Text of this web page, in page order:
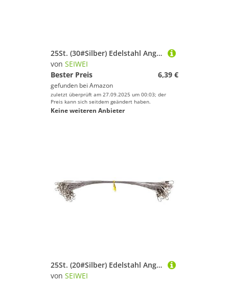
25St. (30#Silber) Edelstahl Angeldraht Vorfächer mit Schnapper & Wirbel, Anti-Biss Köder Drahtvorfächer für Hecht Barsch Zander, Salzwasser Süßwasser Angelzubehör Tackle
von SEIWEI
Bester Preis
6,39 €
gefunden bei Amazon
zuletzt überprüft am 27.09.2025 um 00:03; der
Preis kann sich seitdem geändert haben.
Keine weiteren Anbieter
25St. (20#Silber) Edelstahl Angeldraht Vorfächer mit Schnapper & Wirbel, Anti-Biss Köder Drahtvorfächer für Hecht Barsch Zander, Salzwasser Süßwasser Angelzubehör Tackle
von SEIWEI